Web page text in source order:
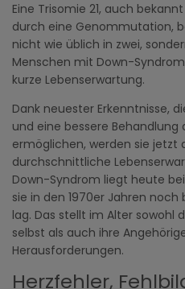
Eine Trisomie 21, auch
durch eine Genommutation,
nicht wie üblich in zwei,
Menschen mit Down-
kurze Lebenserwartung.
Dank neuester Erkenntnisse,
und eine bessere Behandlung
ermöglichen, werden sie jetzt
durchschnittliche
Down-Syndrom liegt heute
sie in den 1970er Jahren noch
lag. Das stellt im Alter sowohl
selbst als auch ihre
Herausforderungen.
Herzfehler,